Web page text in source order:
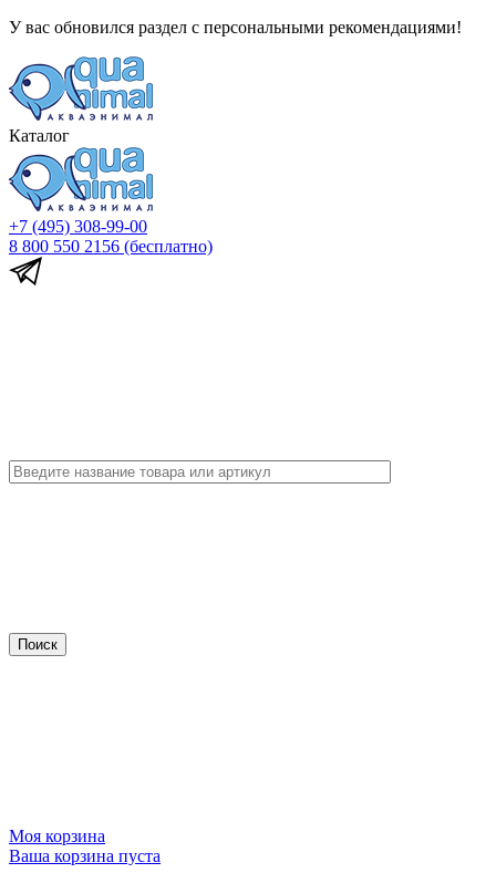
У вас обновился раздел с персональными рекомендациями!
Каталог
+7 (495) 308-99-00
8 800 550 2156 (бесплатно)
Моя корзина
Ваша корзина пуста